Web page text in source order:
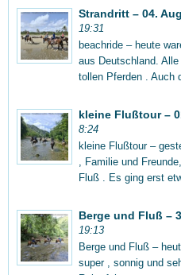
Strandritt – 04.
19:31
beachride – heute
aus Deutschland.
tollen Pferden . Auch
kleine Flußtour –
8:24
kleine Flußtour –
, Familie und
Fluß . Es ging erst
Berge und Fluß –
19:13
Berge und Fluß –
super , sonnig und